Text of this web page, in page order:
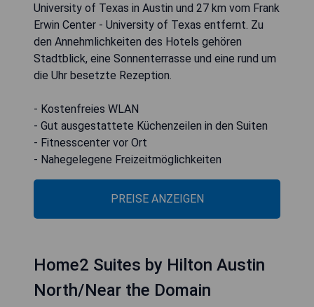
University of Texas in Austin und 27 km vom Frank
Erwin Center - University of Texas entfernt. Zu
den Annehmlichkeiten des Hotels gehören
Stadtblick, eine Sonnenterrasse und eine rund um
die Uhr besetzte Rezeption.
- Kostenfreies WLAN
- Gut ausgestattete Küchenzeilen in den Suiten
- Fitnesscenter vor Ort
- Nahegelegene Freizeitmöglichkeiten
PREISE ANZEIGEN
Home2 Suites by Hilton Austin
North/Near the Domain